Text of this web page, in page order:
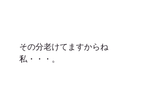
その分老けてますからね
私・・・。